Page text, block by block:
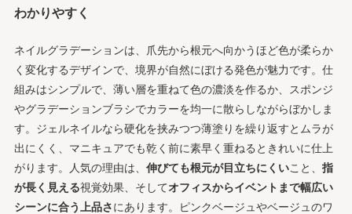
横グラデーションで魅せる二色のネイルグラデー
指が長く見える！縦ネイルグラデーションの錯覚
テクニック
季節＆シーンで選ぶネイルグラデーションのデザイン見
本集
春夏おすすめ！ピンク・水色・パステルで楽しむ
秋冬に映えるベージュ・ボルドー・ブラウンのネ
イルグラデーション特集
わかりやすく
ネイルグラデーションは、爪先から根元へ向かうほど色が柔らか
く変化するデザインで、境界が自然にぼける発色が魅力です。仕
組みはシンプルで、薄い層を重ねて色の濃淡を作るか、スポンジ
やグラデーションブラシでカラーを均一に散らしながらぼかしま
す。ジェルネイルなら硬化を挟みつつ薄塗りを繰り返すとムラが
出にくく、マニキュアでも乾く前に素早く重ねるときれいに仕上
がります。人気の理由は、 伸びても根元が目立ちにくいこと、 指
が長く見える視覚効果、そしてオフィスからイベントまで幅広い
シーンに合う上品さ にあります。ピンクベージュやベージュのワ